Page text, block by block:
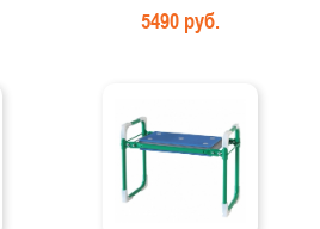
5490 руб.